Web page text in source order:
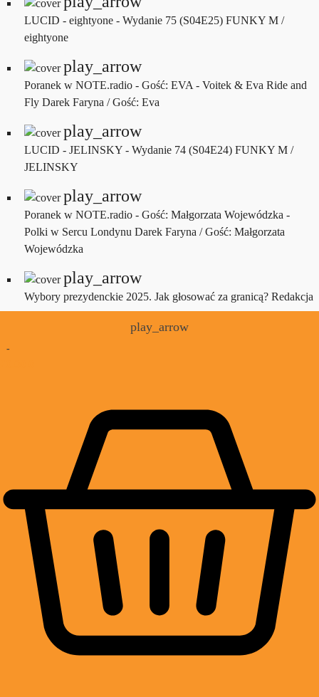
LUCID - eightyone - Wydanie 75 (S04E25) FUNKY M /
eightyone
play_arrow
Poranek w NOTE.radio - Gość: EVA - Voitek & Eva Ride and
Fly Darek Faryna / Gość: Eva
play_arrow
LUCID - JELINSKY - Wydanie 74 (S04E24) FUNKY M /
JELINSKY
play_arrow
Poranek w NOTE.radio - Gość: Małgorzata Wojewódzka -
Polki w Sercu Londynu Darek Faryna / Gość: Małgorzata
Wojewódzka
play_arrow
Wybory prezydenckie 2025. Jak głosować za granicą? Redakcja
play_arrow
-